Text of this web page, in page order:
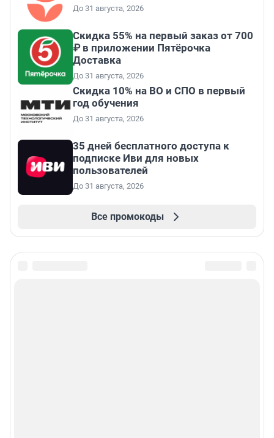
До 31 августа, 2026
Скидка 55% на первый заказ от 700
₽ в приложении Пятёрочка
Доставка
До 31 августа, 2026
Скидка 10% на ВО и СПО в первый
год обучения
До 31 августа, 2026
35 дней бесплатного доступа к
подписке Иви для новых
пользователей
До 31 августа, 2026
Все промокоды